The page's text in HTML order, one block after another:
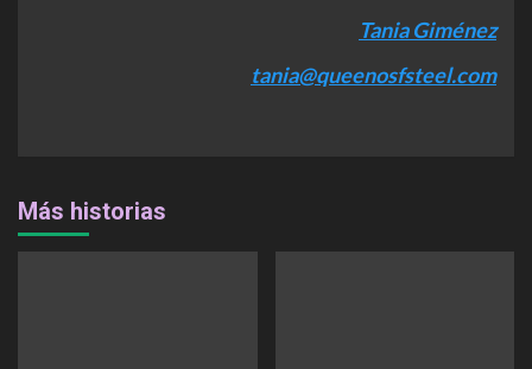
Tania Giménez
tania@queenosfsteel.com
Más historias